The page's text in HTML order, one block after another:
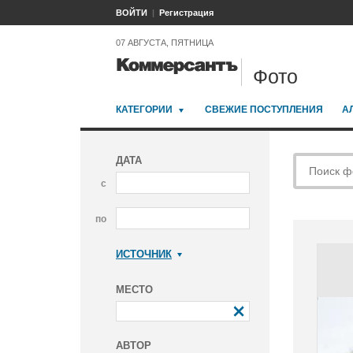
ВОЙТИ Регистрация
07 АВГУСТА, ПЯТНИЦА
Фото
КАТЕГОРИИ СВЕЖИЕ ПОСТУПЛЕНИЯ
ДАТА
с
по
ИСТОЧНИК
МЕСТО
АВТОР